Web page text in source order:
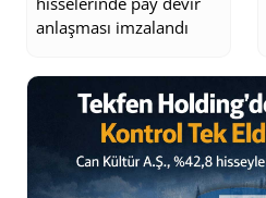
anlaşması imzalandı